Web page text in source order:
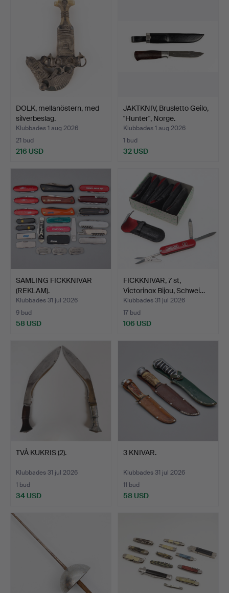
DOLK, mellanöstern, med
silverbeslag.
Klubbades 1 aug 2026
21 bud
216 USD
JAKTKNIV, Brusletto Geilo,
"Hunter", Norge.
Klubbades 1 aug 2026
1 bud
32 USD
SAMLING FICKKNIVAR
(REKLAM).
Klubbades 31 jul 2026
9 bud
58 USD
FICKKNIVAR, 7 st,
Victorinox Bijou, Schwei…
Klubbades 31 jul 2026
17 bud
106 USD
TVÅ KUKRIS (2).
Klubbades 31 jul 2026
1 bud
34 USD
3 KNIVAR.
Klubbades 31 jul 2026
11 bud
58 USD